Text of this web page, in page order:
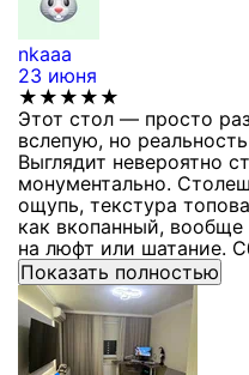
nkaaa
23 июня
★★★★★
Этот стол — просто
вслепую, но
Выглядит невероятно
монументально.
ощупь, текстура
как вкопанный,
на люфт или шатание.
Показать полностью